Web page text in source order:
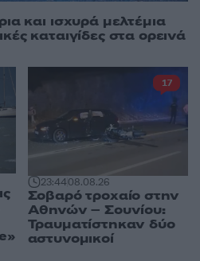
και ισχυρά μελτέμια
καταιγίδες στα ορεινά
23:4408.08.26
Σοβαρό τροχαίο στην
Αθηνών – Σουνίου:
Τραυματίστηκαν δύο
αστυνομικοί
17